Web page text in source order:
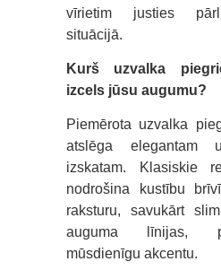
vīrietim justies
situācijā.
Kurš uzvalka
izcels jūsu augumu?
Piemērota uzvalka
atslēga elegantam
izskatam. Klasiskie
nodrošina kustību
raksturu, savukārt
auguma līnijas,
mūsdienīgu akcentu.